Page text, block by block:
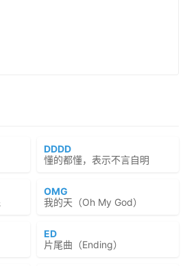
DDDD
懂的都懂，表示不言自明
OMG
我的天（Oh My God）
ED
片尾曲（Ending）